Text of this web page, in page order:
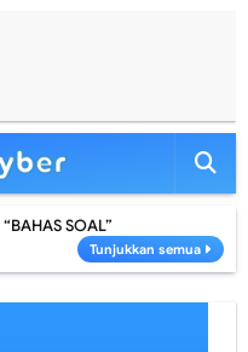
BAHAS SOAL
Tunjukkan semua